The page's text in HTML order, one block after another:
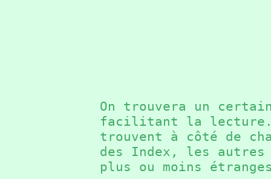
On trouvera un
facilitant la lecture.
trouvent à côté de
des Index, les autres
plus ou moins